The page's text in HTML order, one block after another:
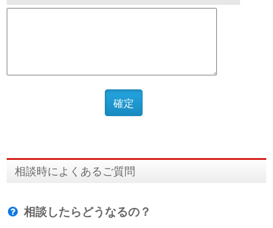
相談時によくあるご質問
相談したらどうなるの？